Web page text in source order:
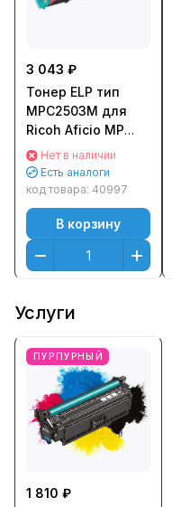
3 043 ₽
Тонер ELP тип
MPC2503M для
Ricoh Aficio MP
C2003/ 2503 (туба
202г) Пурпурный
(Magenta)
Нет в наличии
Есть аналоги
код товара: 40997
В корзину
Услуги
ПУРПУРНЫЙ
1 810 ₽